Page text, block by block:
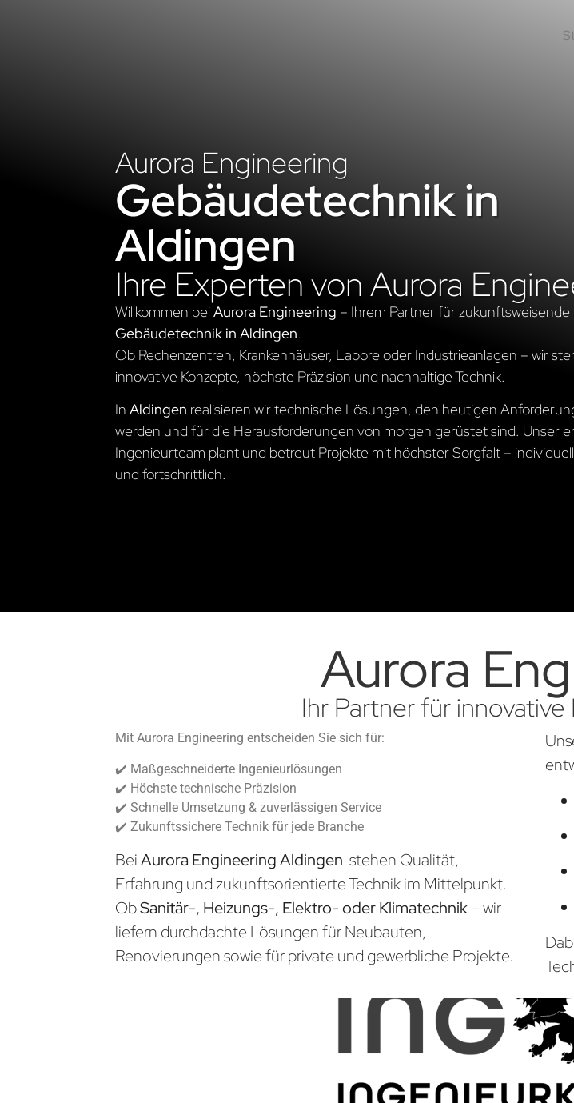
Aurora Engineering
Gebäudetechnik in
Aldingen
Ihre Experten von Aurora
Willkommen beiAurora Engineering – Ihrem Partner für zukunftsweisende
Gebäudetechnik in Aldingen.
Ob Rechenzentren, Krankenhäuser, Labore oder Industrieanlagen – wir
innovative Konzepte, höchste Präzision und nachhaltige Technik.
InAldingen realisieren wir technische Lösungen, den heutigen
werden und für die Herausforderungen von morgen gerüstet sind. Unser
Ingenieurteam plant und betreut Projekte mit höchster Sorgfalt –
und fortschrittlich.
Aurora
Ihr Partner für
Mit Aurora Engineering entscheiden Sie sich für:
✔️ Maßgeschneiderte Ingenieurlösungen
✔️ Höchste technische Präzision
✔️ Schnelle Umsetzung & zuverlässigen Service
✔️ Zukunftssichere Technik für jede Branche
BeiAurora Engineering Aldingen stehen Qualität,
Erfahrung und zukunftsorientierte Technik im Mittelpunkt.
ObSanitär-, Heizungs-, Elektro- oder Klimatechnik– wir
liefern durchdachte Lösungen für Neubauten,
Renovierungen sowie für private und gewerbliche Projekte.